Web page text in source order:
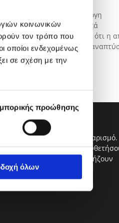
κοινωνικών
τον τρόπο που
οποίοι ενδεχομένως
σε σχέση με την
προώθησης
όλων
κύριο μέλημά μας την άψογη
σας προσφέρουν… μαγικά
Και μην ξεχνάτε ότι η
δεν συντηρείται σωστά,
επαγγελματικό καθαρισμό.
CARPET,ώστε να
χειροποίητα χαλιά, που χρήζουν